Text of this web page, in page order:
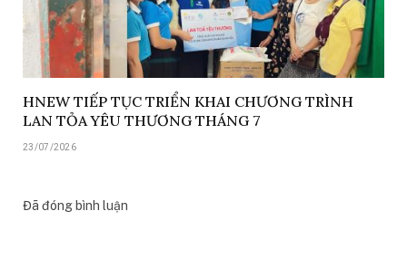
HNEW TIẾP TỤC TRIỂN KHAI CHƯƠNG TRÌNH
LAN TỎA YÊU THƯƠNG THÁNG 7
23/07/2026
Đã đóng bình luận